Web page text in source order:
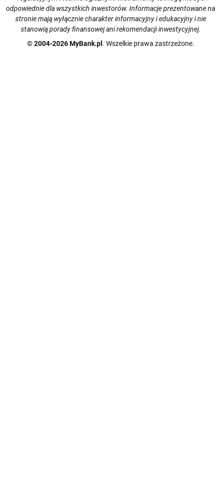
odpowiednie dla wszystkich inwestorów. Informacje prezentowane na
stronie mają wyłącznie charakter informacyjny i edukacyjny i nie
stanowią porady finansowej ani rekomendacji inwestycyjnej.
© 2004-2026 MyBank.pl . Wszelkie prawa zastrzeżone.